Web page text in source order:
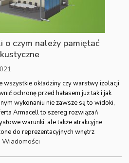
o czym należy pamiętać
wszystkie okładziny czy warstwy izolacji
ochronę przed hałasem już tak i jak
wykonaniu nie zawsze są to widoki,
Armacell to szereg rozwiązań
warunki, ale także atrakcyjne
do reprezentacyjnych wnętrz
Wiadomości